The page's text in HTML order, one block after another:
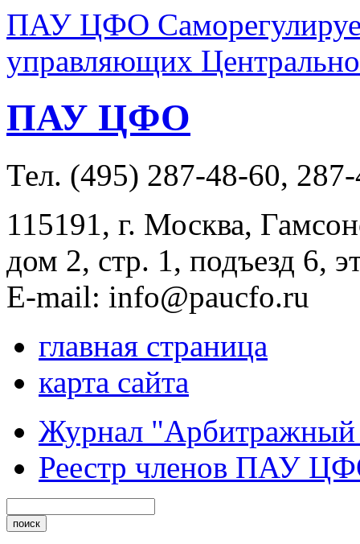
ПАУ ЦФО
управляющих
ПАУ ЦФО
Тел. (495) 287-48-60,
115191, г. Москва,
дом 2, стр. 1, подъезд 6,
E-mail: info@paucfo.ru
главная страница
карта сайта
Журнал
Реестр членов ПАУ